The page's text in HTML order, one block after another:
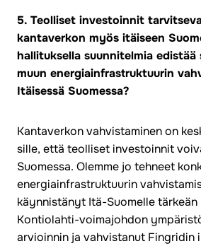
5. Teolliset investoinnit
kantaverkon myös itäiseen
hallituksella suunnitelmia edistää
muun energiainfrastruktuurin
Itäisessä Suomessa?
Kantaverkon vahvistaminen on
sille, että teolliset investoinnit
Suomessa. Olemme jo tehneet
energiainfrastruktuurin
käynnistänyt Itä-Suomelle tärkeän
Kontiolahti-voimajohdon
arvioinnin ja vahvistanut Fingridin